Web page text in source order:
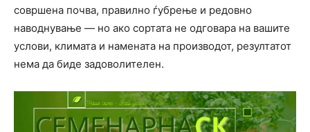
совршена почва, правилно ѓубрење и редовно
наводнување — но ако сортата не одговара на вашите
услови, климата и намената на производот, резултатот
нема да биде задоволителен.